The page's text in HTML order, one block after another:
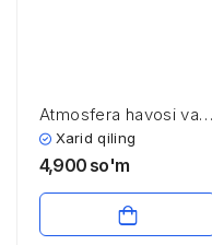
Atmosfera havosi va
inson
Xarid qiling
4,900 so'm